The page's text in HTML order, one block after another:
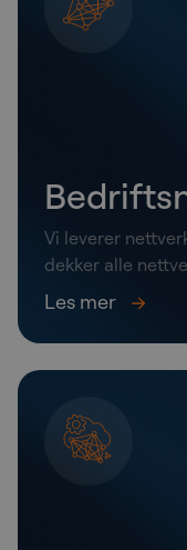
Vi leverer
dekker alle
Les mer